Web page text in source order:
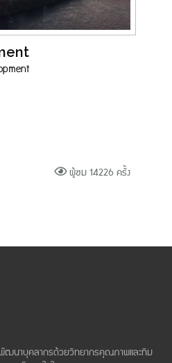
ผู้ชม 14226 ครั้ง
ฒนาบุคลากรด้วยวิทยากรคุณภาพและทีม